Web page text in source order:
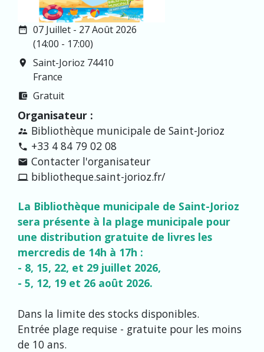
date_range 07 Juillet - 27 Août 2026
(14:00 - 17:00)
room
Saint-Jorioz 74410
France
account_balance_wallet Gratuit
Organisateur :
supervisor_account Bibliothèque municipale de Saint-Jorioz
phone +33 4 84 79 02 08
email Contacter l'organisateur
computer bibliotheque.saint-jorioz.fr/
La Bibliothèque municipale de Saint-Jorioz
sera présente à la plage municipale pour
une distribution gratuite de livres les
mercredis de 14h à 17h :
- 8, 15, 22, et 29 juillet 2026,
- 5, 12, 19 et 26 août 2026.
Dans la limite des stocks disponibles.
Entrée plage requise - gratuite pour les moins
de 10 ans.